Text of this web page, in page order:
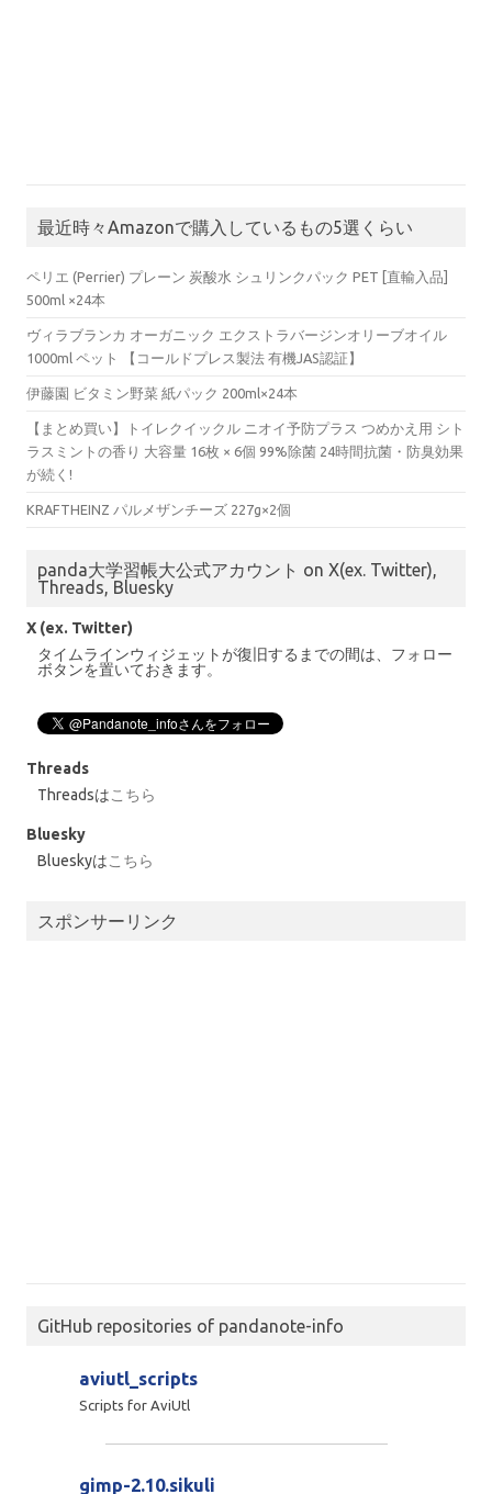
最近時々Amazonで購入しているもの5選くらい
ペリエ (Perrier) プレーン 炭酸水 シュリンクパック PET [直輸入品]
500ml ×24本
ヴィラブランカ オーガニック エクストラバージンオリーブオイル
1000ml ペット 【コールドプレス製法 有機JAS認証】
伊藤園 ビタミン野菜 紙パック 200ml×24本
【まとめ買い】トイレクイックル ニオイ予防プラス つめかえ用 シト
ラスミントの香り 大容量 16枚 × 6個 99%除菌 24時間抗菌・防臭効果
が続く!
KRAFTHEINZ パルメザンチーズ 227g×2個
panda大学習帳大公式アカウント on X(ex. Twitter),
Threads, Bluesky
X (ex. Twitter)
タイムラインウィジェットが復旧するまでの間は、フォロー
ボタンを置いておきます。
Threads
Threadsはこちら
Bluesky
Blueskyはこちら
スポンサーリンク
GitHub repositories of pandanote-info
aviutl_scripts
Scripts for AviUtl
gimp-2.10.sikuli